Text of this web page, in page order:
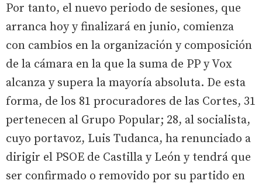
Por tanto, el nuevo periodo de sesiones, que
arranca hoy y finalizará en junio, comienza
con cambios en la organización y composición
de la cámara en la que la suma de PP y Vox
alcanza y supera la mayoría absoluta. De esta
forma, de los 81 procuradores de las Cortes, 31
pertenecen al Grupo Popular; 28, al socialista,
cuyo portavoz, Luis Tudanca, ha renunciado a
dirigir el PSOE de Castilla y León y tendrá que
ser confirmado o removido por su partido en